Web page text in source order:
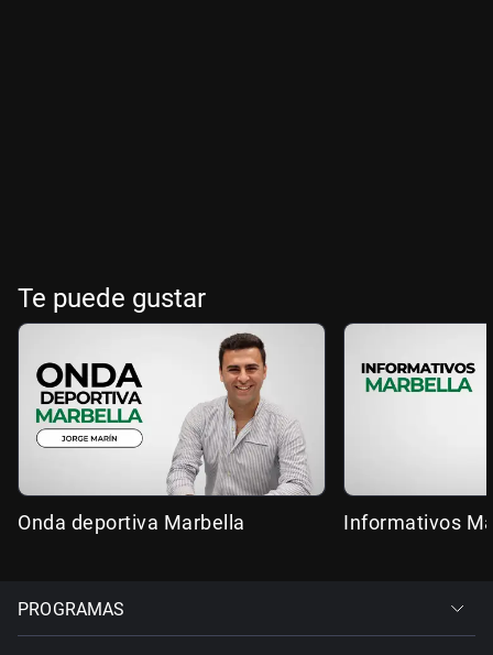
Te puede gustar
Onda deportiva Marbella Informativos
PROGRAMAS